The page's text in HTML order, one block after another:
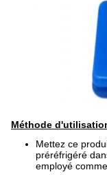
Méthode
Mettez ce
préréfrigéré
employé